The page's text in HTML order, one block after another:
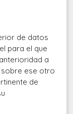
de datos
para el que
a
ese otro
de